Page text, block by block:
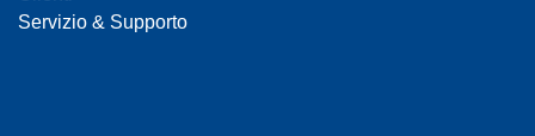
Servizio & Supporto